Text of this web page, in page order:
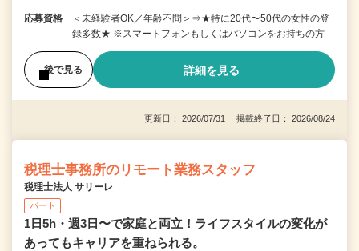
応募資格
＜未経験者OK／年齢不問＞⇒★特に20代〜50代の女性の登
録多数★ ※スマートフォンもしくはパソコンをお持ちの方
後で見る 詳細を見る
更新日： 2026/07/31 掲載終了日： 2026/08/24
税理士事務所のリモート業務スタッフ
税理士法人 サリーレ
パート
1日5h・週3日〜で家庭と両立！ライフスタイルの変化が
あってもキャリアを重ねられる。